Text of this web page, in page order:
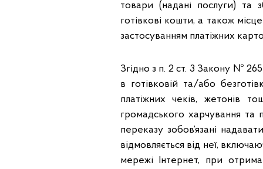
товари (надані послуги) та
готівкові кошти, а також
застосуванням платіжних
Згідно з п. 2 ст. 3 Закону №
в готівковій та/або
платіжних чеків, жетонів
громадського харчування та
переказу зобов’язані
відмовляється від неї,
мережі Інтернет, при